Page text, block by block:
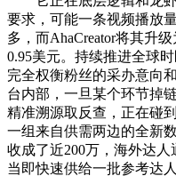
要求，可能一条视频播放
多，而AhaCreator将其升
0.95美元。持续推进全球
完全权衡粉丝的采办意向
台内部，一旦某个环节掉
精准溯源取反查，正在碰
一组来自供需两边的全新
收成了近200万，海外达
当即快速供给一批参考达